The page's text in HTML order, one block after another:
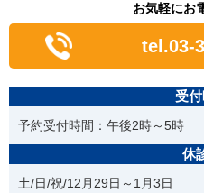
お気軽にお
tel.03-
受
予約受付時間：午後2時～5時
休
土/日/祝/12月29日～1月3日